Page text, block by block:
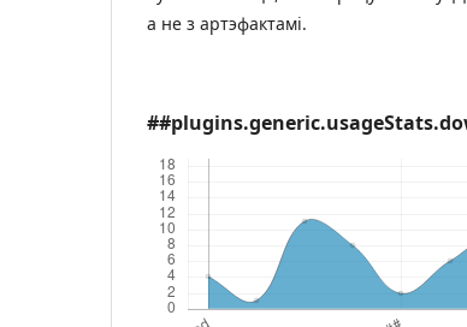
а не з артэфактамі.